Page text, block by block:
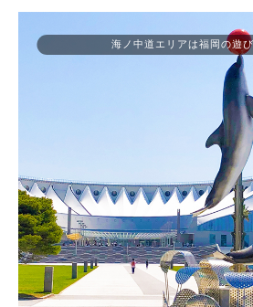
海ノ中道エリアは福岡の遊